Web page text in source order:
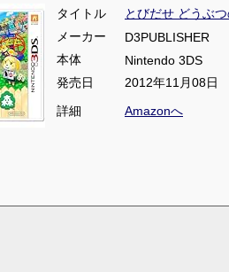
タイトル
とびだせ どうぶ
メーカー
D3PUBLISHER
本体
Nintendo 3DS
発売日
2012年11月08日
詳細
Amazonへ